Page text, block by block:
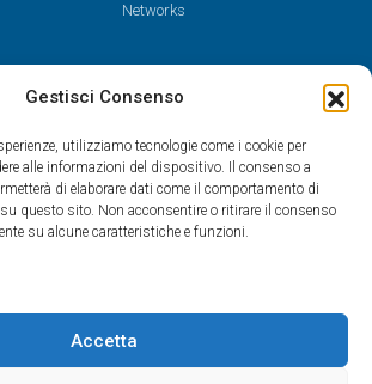
Gestisci Consenso
utilizziamo tecnologie come i cookie per
alle informazioni del dispositivo. Il consenso a
di elaborare dati come il comportamento di
questo sito. Non acconsentire o ritirare il consenso
su alcune caratteristiche e funzioni.
Accetta
Networks